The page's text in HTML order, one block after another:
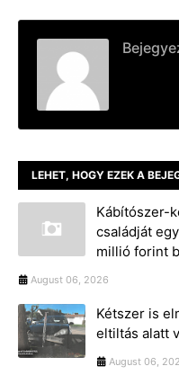
LEHET, HOGY EZEK A
Kábítószer-
családját
millió forint
August 06, 2026
Kétszer is
eltiltás alatt
August 06,